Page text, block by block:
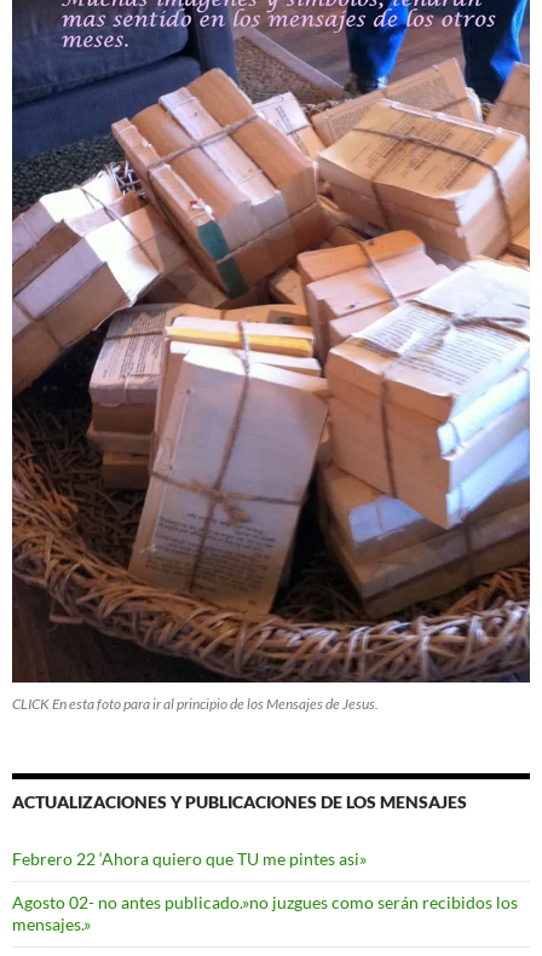
CLICK En esta foto para ir al principio de los Mensajes de Jesus.
ACTUALIZACIONES Y PUBLICACIONES DE LOS MENSAJES
Febrero 22 ‘Ahora quiero que TU me pintes asi»
Agosto 02- no antes publicado.»no juzgues como serán recibidos los
mensajes.»